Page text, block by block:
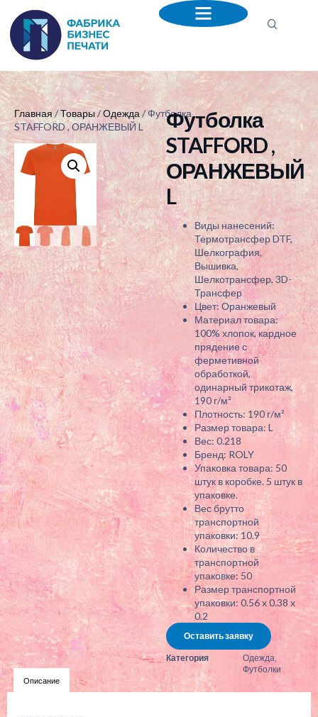
Главная/Товары/Одежда / Футболка
STAFFORD , ОРАНЖЕВЫЙ L
Футболка
STAFFORD ,
ОРАНЖЕВЫЙ
L
Виды нанесений:
Термотрансфер DTF,
Шелкография,
Вышивка,
Шелкотрансфер, 3D-
Трансфер
Цвет: Оранжевый
Материал товара:
100% хлопок, кардное
прядение с
ферметивной
обработкой,
одинарный трикотаж,
190 г/м²
Плотность: 190 г/м²
Размер товара: L
Вес: 0.218
Бренд: ROLY
Упаковка товара: 50
штук в коробке. 5 штук в
упаковке.
Вес брутто
транспортной
упаковки: 10.9
Количество в
транспортной
упаковке: 50
Размер транспортной
упаковки: 0.56 x 0.38 x
0.2
Оставить заявку
Категория Одежда
Футболки
Описание